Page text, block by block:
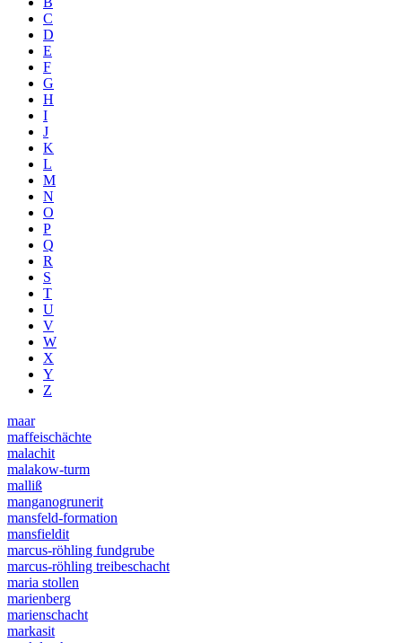
C
D
E
F
G
H
I
J
K
L
M
N
O
P
Q
R
S
T
U
V
W
X
Y
Z
maar
maffeischächte
malachit
malakow-turm
malliß
manganogrunerit
mansfeld-formation
mansfieldit
marcus-röhling fundgrube
marcus-röhling treibeschacht
maria stollen
marienberg
marienschacht
markasit